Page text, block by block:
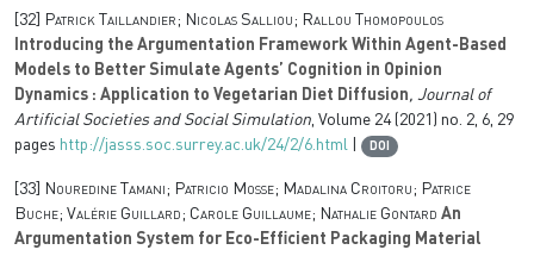
[32]
Patrick Taillandier; Nicolas Salliou; Rallou Thomopoulos
Introducing the Argumentation Framework Within Agent-Based
Models to Better Simulate Agents’ Cognition in Opinion
Dynamics : Application to Vegetarian Diet Diffusion, Journal of
Artificial Societies and Social Simulation, Volume 24(2021) no. 2, 6, 29
pages http://jasss.soc.surrey.ac.uk/24/2/6.html DOI
[33]
Nouredine Tamani; Patricio Mosse; Madalina Croitoru; Patrice
Buche; Valérie Guillard; Carole Guillaume; Nathalie Gontard An
Argumentation System for Eco-Efficient Packaging Material